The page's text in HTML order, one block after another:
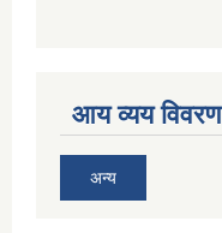
आय व्यय विवरण
अन्य